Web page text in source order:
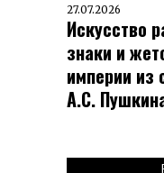
27.07.2026
Искусство
знаки и
империи из
А.С.